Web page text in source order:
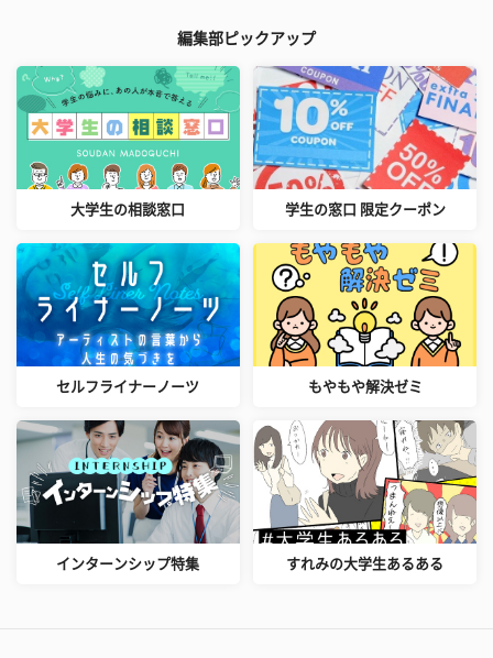
編集部ピックアップ
大学生の相談窓口 学生の窓口 限定クーポン
セルフライナーノーツ もやもや解決ゼミ
インターンシップ特集 すれみの大学生あるある